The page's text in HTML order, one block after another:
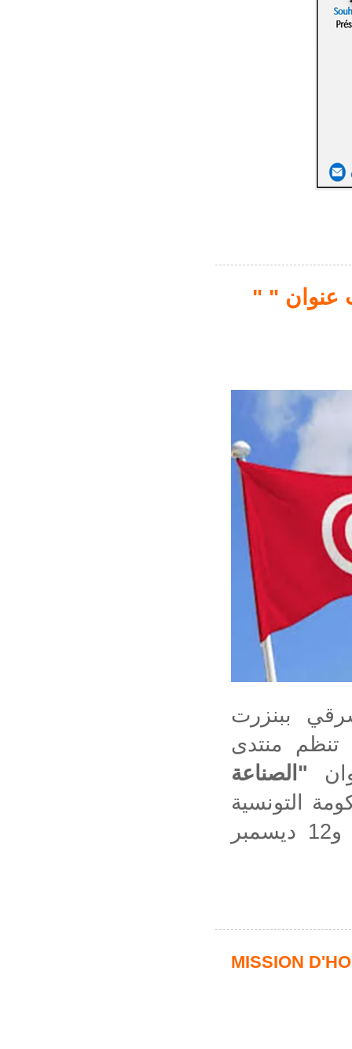
" منتدى اقتصادي مشترك تونسي جزائري تحت عنوان "
ببنزرت
تنظم منتدى
" الصناعة
التونسية
والسيد الوزير الأول الجزائري، وذلك يوم 11 و12 ديسمبر
MISSION